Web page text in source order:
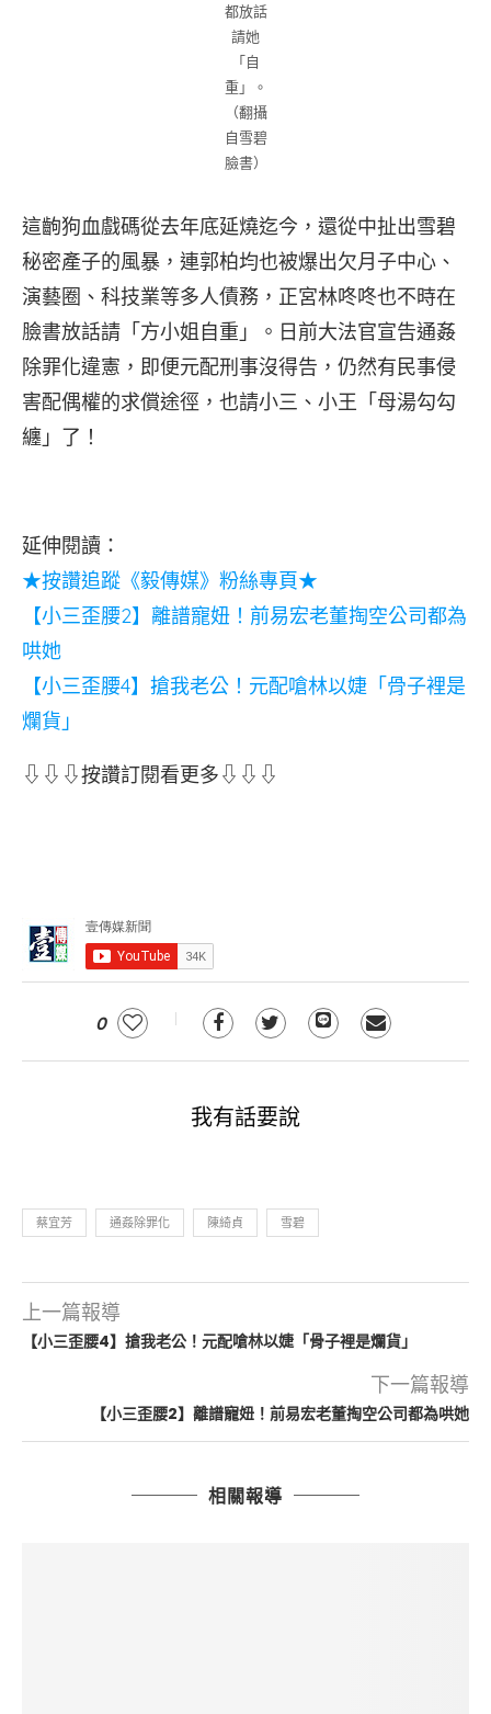
都放話
請她
「自
重」。
（翻攝
自雪碧
臉書）
這齣狗血戲碼從去年底延燒迄今，還從中扯出雪碧
秘密產子的風暴，連郭柏均也被爆出欠月子中心、
演藝圈、科技業等多人債務，正宮林咚咚也不時在
臉書放話請「方小姐自重」。日前大法官宣告通姦
除罪化違憲，即便元配刑事沒得告，仍然有民事侵
害配偶權的求償途徑，也請小三、小王「母湯勾勾
纏」了！
延伸閱讀：
★按讚追蹤《毅傳媒》粉絲專頁★
【小三歪腰2】離譜寵妞！前易宏老董掏空公司都為
哄她
【小三歪腰4】搶我老公！元配嗆林以婕「骨子裡是
爛貨」
⇩⇩⇩按讚訂閱看更多⇩⇩⇩
0
我有話要說
蔡宜芳 通姦除罪化 陳綺貞 雪碧
上一篇報導
【小三歪腰4】搶我老公！元配嗆林以婕「骨子裡是爛貨」
下一篇報導
【小三歪腰2】離譜寵妞！前易宏老董掏空公司都為哄她
相關報導